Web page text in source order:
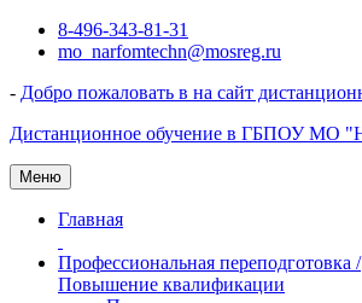
Перейти8-496-343-81-31
mo_narfomtechn@mosreg.ru
- Добро пожаловать в на сайт
Дистанционное обучение в ГБПОУ МО
Меню
Главная
Профессиональная переподготовка /
Повышение квалификации